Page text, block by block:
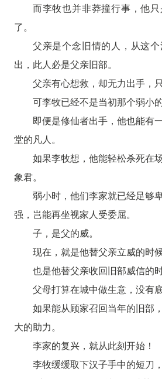
而李牧也并非莽撞行事，他
了。
父亲是个念旧情的人，从这
出，此人必是父亲旧部。
父亲有心想救，却无力出手，
可李牧已经不是当初那个弱小的
即便是修仙者出手，他也能有
堂的凡人。
如果李牧想，他能轻松杀死在
象君。
弱小时，他们李家就已经足够
强，岂能再坐视家人受委屈。
子，是父的威。
现在，就是他替父亲立威的时候
也是他替父亲收回旧部威信的时
父母打算在城中做生意，没有
如果能从顾家召回当年的旧部
大的助力。
李家的复兴，就从此刻开始！
李牧缓缓取下汉子手中的短刀